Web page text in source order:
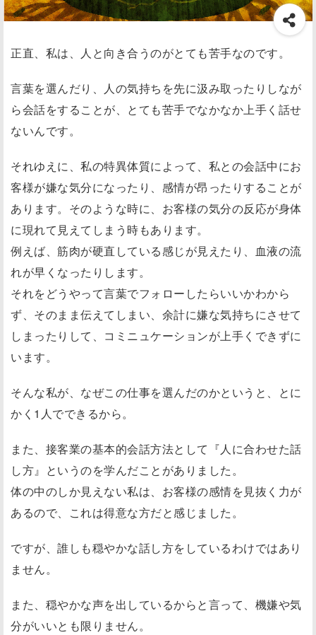
正直、私は、人と向き合うのがとても苦手なのです。
言葉を選んだり、人の気持ちを先に汲み取ったりしなが
ら会話をすることが、とても苦手でなかなか上手く話せ
ないんです。
それゆえに、私の特異体質によって、私との会話中にお
客様が嫌な気分になったり、感情が昂ったりすることが
あります。そのような時に、お客様の気分の反応が身体
に現れて見えてしまう時もあります。
例えば、筋肉が硬直している感じが見えたり、血液の流
れが早くなったりします。
それをどうやって言葉でフォローしたらいいかわから
ず、そのまま伝えてしまい、余計に嫌な気持ちにさせて
しまったりして、コミニュケーションが上手くできずに
います。
そんな私が、なぜこの仕事を選んだのかというと、とに
かく1人でできるから。
また、接客業の基本的会話方法として『人に合わせた話
し方』というのを学んだことがありました。
体の中のしか見えない私は、お客様の感情を見抜く力が
あるので、これは得意な方だと感じました。
ですが、誰しも穏やかな話し方をしているわけではあり
ません。
また、穏やかな声を出しているからと言って、機嫌や気
分がいいとも限りません。